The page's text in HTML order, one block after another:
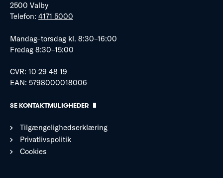
2500 Valby
Telefon: 4171 5000
Mandag–torsdag kl. 8:30–16:00
Fredag 8:30–15:00
CVR: 10 29 48 19
EAN: 5798000018006
SE KONTAKTMULIGHEDER
Tilgængelighedserklæring
Privatlivspolitik
Cookies